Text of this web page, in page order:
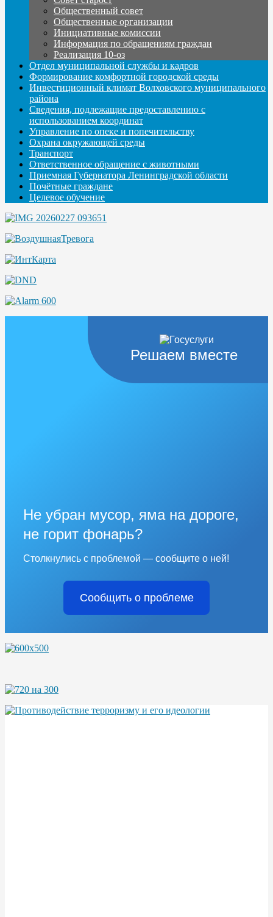
Общественный совет
Общественные организации
Инициативные комиссии
Информация по обращениям граждан
Реализация 10-оз
Отдел муниципальной службы и кадров
Формирование комфортной городской среды
Инвестиционный климат Волховского муниципального
района
Сведения, подлежащие предоставлению с
использованием координат
Управление по опеке и попечительству
Охрана окружающей среды
Транспорт
Ответственное обращение с животными
Приемная Губернатора Ленинградской области
Почётные граждане
Целевое обучение
Решаем вместе
Не убран мусор, яма на дороге,
не горит фонарь?
Столкнулись с проблемой — сообщите о ней!
Сообщить о проблеме